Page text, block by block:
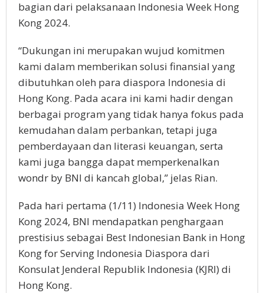
bagian dari pelaksanaan Indonesia Week Hong
Kong 2024.
“Dukungan ini merupakan wujud komitmen
kami dalam memberikan solusi finansial yang
dibutuhkan oleh para diaspora Indonesia di
Hong Kong. Pada acara ini kami hadir dengan
berbagai program yang tidak hanya fokus pada
kemudahan dalam perbankan, tetapi juga
pemberdayaan dan literasi keuangan, serta
kami juga bangga dapat memperkenalkan
wondr by BNI di kancah global,” jelas Rian.
Pada hari pertama (1/11) Indonesia Week Hong
Kong 2024, BNI mendapatkan penghargaan
prestisius sebagai Best Indonesian Bank in Hong
Kong for Serving Indonesia Diaspora dari
Konsulat Jenderal Republik Indonesia (KJRI) di
Hong Kong.